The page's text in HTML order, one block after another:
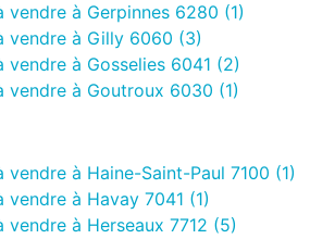
vendre à Gerpinnes 6280 (1)
vendre à Gilly 6060 (3)
vendre à Gosselies 6041 (2)
vendre à Goutroux 6030 (1)
vendre à Haine-Saint-Paul 7100 (1)
vendre à Havay 7041 (1)
vendre à Herseaux 7712 (5)